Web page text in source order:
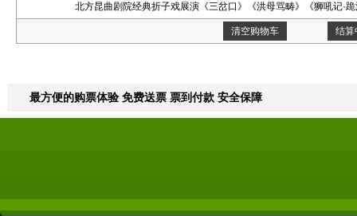
北方昆曲剧院经典折子戏展演《三岔口》《洪母骂畴》《狮吼记·
清空购物车 结算
最方便的购票体验 免费送票 票到付款 安全保障